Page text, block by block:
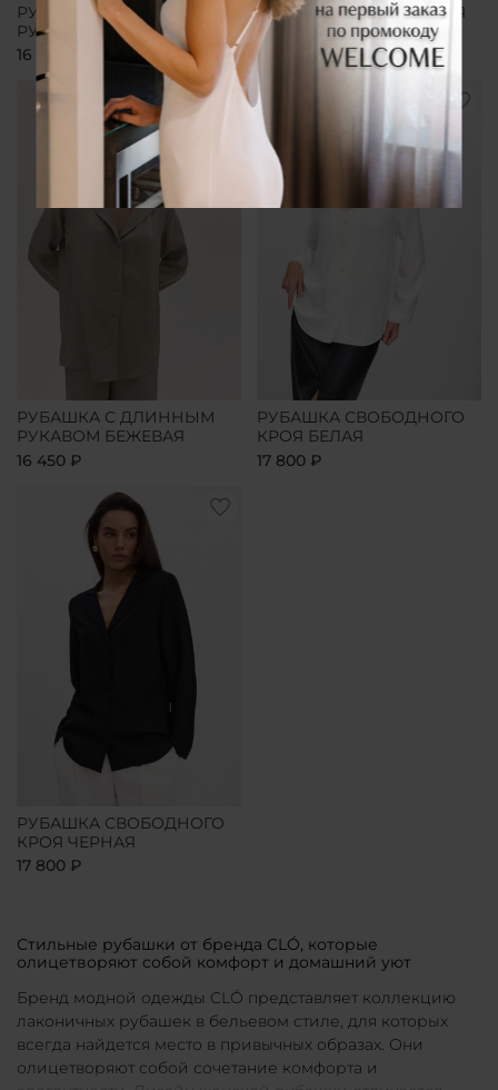
РУБАШКА С ДЛИННЫМ
РУКАВОМ ЧЕРНАЯ
16 450 ₽
РУБАШКА УДЛИНЕННАЯ
РОЗОВАЯ
16 450 ₽
РУБАШКА С ДЛИННЫМ
РУКАВОМ БЕЖЕВАЯ
16 450 ₽
РУБАШКА СВОБОДНОГО
КРОЯ БЕЛАЯ
17 800 ₽
РУБАШКА СВОБОДНОГО
КРОЯ ЧЕРНАЯ
17 800 ₽
Стильные рубашки от бренда CLÓ, которые
олицетворяют собой комфорт и домашний уют
Бренд модной одежды CLÓ представляет коллекцию
лаконичных рубашек в бельевом стиле, для которых
всегда найдется место в привычных образах. Они
олицетворяют собой сочетание комфорта и